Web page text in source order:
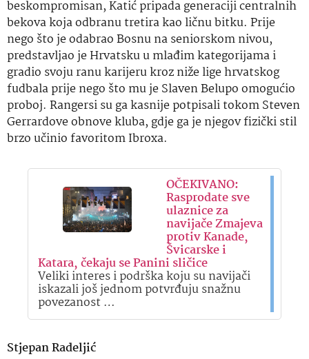
beskompromisan, Katić pripada generaciji centralnih
bekova koja odbranu tretira kao ličnu bitku. Prije
nego što je odabrao Bosnu na seniorskom nivou,
predstavljao je Hrvatsku u mlađim kategorijama i
gradio svoju ranu karijeru kroz niže lige hrvatskog
fudbala prije nego što mu je Slaven Belupo omogućio
proboj. Rangersi su ga kasnije potpisali tokom Steven
Gerrardove obnove kluba, gdje ga je njegov fizički stil
brzo učinio favoritom Ibroxa.
OČEKIVANO:
Rasprodate sve
ulaznice za
navijače Zmajeva
protiv Kanade,
Švicarske i
Katara, čekaju se Panini sličice
Veliki interes i podrška koju su navijači
iskazali još jednom potvrđuju snažnu
povezanost …
Stjepan Radeljić